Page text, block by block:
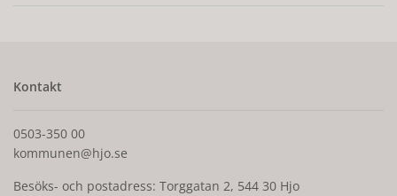
Kontakt
0503-350 00
kommunen@hjo.se
Besöks- och postadress: Torggatan 2, 544 30 Hjo